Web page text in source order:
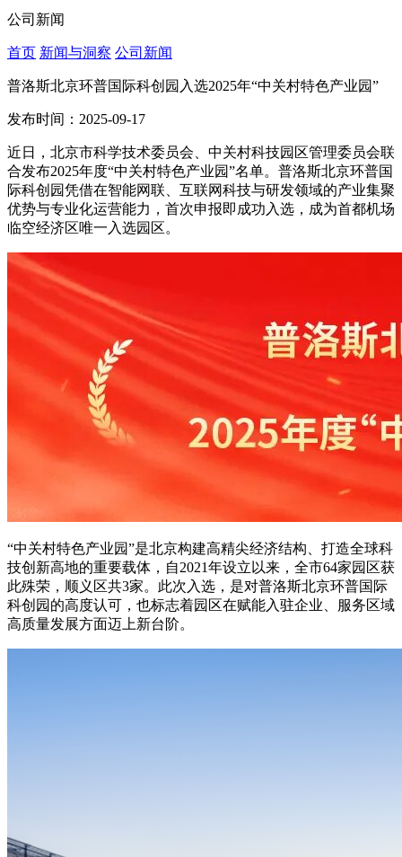
公司新闻
首页 新闻与洞察 公司新闻
普洛斯北京环普国际科创园入选2025年“中关村特色产业园”
发布时间：2025-09-17
近日，北京市科学技术委员会、中关村科技园区管理委员会联
合发布2025年度“中关村特色产业园”名单。普洛斯北京环普国
际科创园凭借在智能网联、互联网科技与研发领域的产业集聚
优势与专业化运营能力，首次申报即成功入选，成为首都机场
临空经济区唯一入选园区。
“中关村特色产业园”是北京构建高精尖经济结构、打造全球科
技创新高地的重要载体，自2021年设立以来，全市64家园区获
此殊荣，顺义区共3家。 此次入选，是对普洛斯北京环普国际
科创园的高度认可，也标志着园区在赋能入驻企业、服务区域
高质量发展方面迈上新台阶。